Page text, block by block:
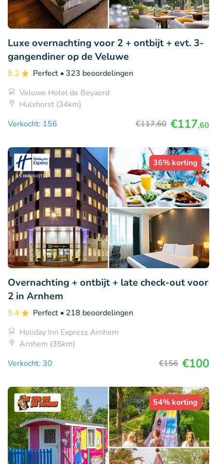
Luxe overnachting voor 2 + ontbijt + evt. 3-
gangendiner op de Veluwe
9.2 Perfect • 323 beoordelingen
Veluwe Hotel de Beyaerd
Hulshorst (34km)
Verkocht: 156
€117,60 €117,60
36% korting
Overnachting + ontbijt + late check-out voor
2 in Arnhem
9.4 Perfect • 218 beoordelingen
Holiday Inn Express Arnhem
Arnhem (35km)
Verkocht: 30
€156 €100
54% korting